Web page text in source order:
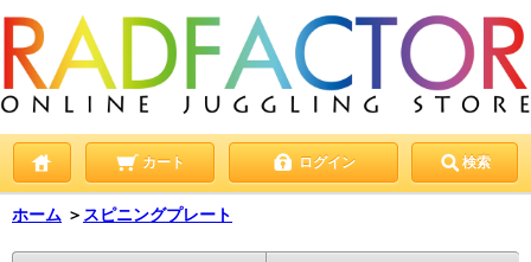
カート ログイン 検索
ホーム ＞ スピニングプレート